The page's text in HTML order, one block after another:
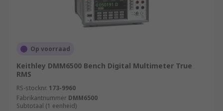
Op voorraad
Keithley DMM6500 Bench Digital Multimeter True
RMS
RS-stocknr. 173-9960
Fabrikantnummer DMM6500
Subtotaal (1 eenheid)